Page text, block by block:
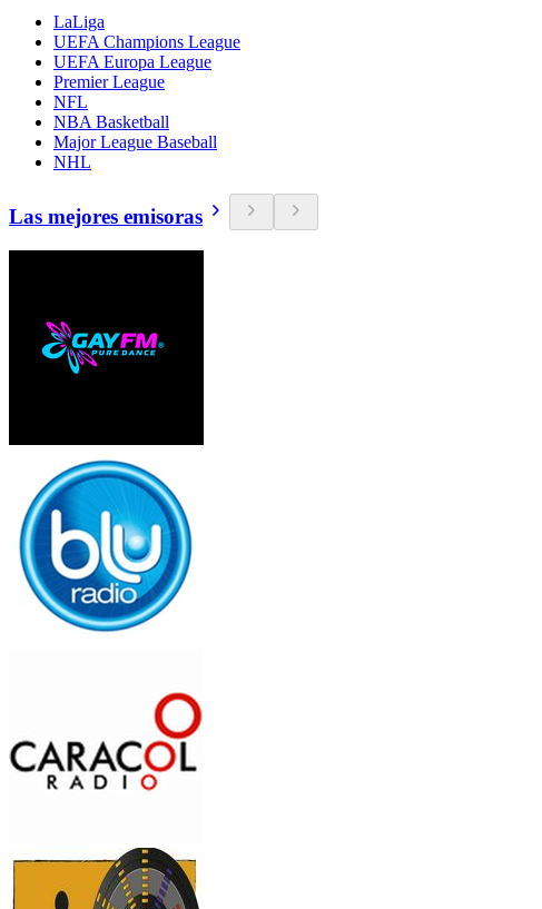
LaLiga
UEFA Champions League
UEFA Europa League
Premier League
NFL
NBA Basketball
Major League Baseball
NHL
Las mejores emisoras